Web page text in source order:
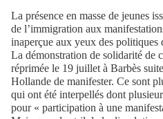
La présence en masse de jeunes
de l’immigration aux
inaperçue aux yeux des politiques
La démonstration de solidarité de
réprimée le 19 juillet à Barbès
Hollande de manifester. Ce sont
qui ont été interpellés dont
pour « participation à une